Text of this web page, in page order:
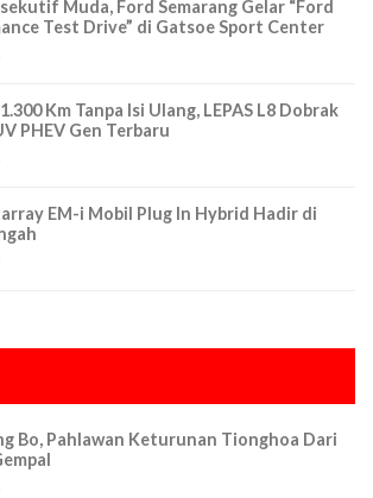
Muda, Ford Semarang Gelar “Ford
Test Drive” di Gatsoe Sport Center
Km Tanpa Isi Ulang, LEPAS L8 Dobrak
PHEV Gen Terbaru
EM-i Mobil Plug In Hybrid Hadir di
Bo, Pahlawan Keturunan Tionghoa Dari